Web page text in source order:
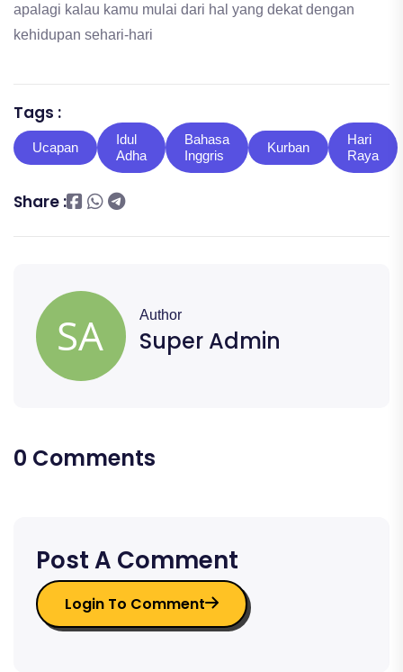
apalagi kalau kamu mulai dari hal yang dekat dengan
kehidupan sehari-hari
Tags :
Ucapan
Idul
Adha
Bahasa
Inggris
Kurban
Hari
Raya
Share :
Author
Super Admin
0 Comments
Post A Comment
Login To Comment